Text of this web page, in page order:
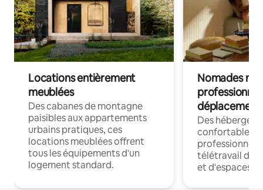
Locations entièrement
meublées
Des cabanes de montagne
paisibles aux appartements
urbains pratiques, ces
locations meublées offrent
tous les équipements d'un
logement standard.
Nomades
déplacement
Des
confortables
professionnels
télétravail
et d'espaces